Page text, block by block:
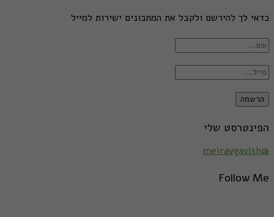
כדאי לך להירשם ולקבל את המתכונים ישירות למייל
הפינטרסט שלי
@meiravgavish
Follow Me